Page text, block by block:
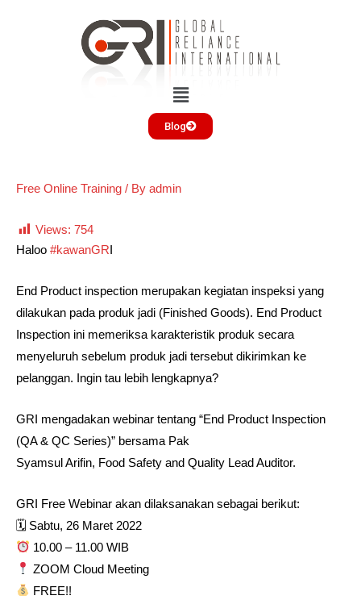
Blog
Free Online Training / By admin
Views: 754
Haloo #kawanGRI
End Product inspection merupakan kegiatan inspeksi yang
dilakukan pada produk jadi (Finished Goods). End Product
Inspection ini memeriksa karakteristik produk secara
menyeluruh sebelum produk jadi tersebut dikirimkan ke
pelanggan. Ingin tau lebih lengkapnya?
GRI mengadakan webinar tentang “End Product Inspection
(QA & QC Series)” bersama Pak
Syamsul Arifin, Food Safety and Quality Lead Auditor.
GRI Free Webinar akan dilaksanakan sebagai berikut:⁣⁣⁣⁣
🗓 Sabtu, 26 Maret 2022
10.00 – 11.00 WIB⁣
ZOOM Cloud Meeting⁣
FREE!! ⁣